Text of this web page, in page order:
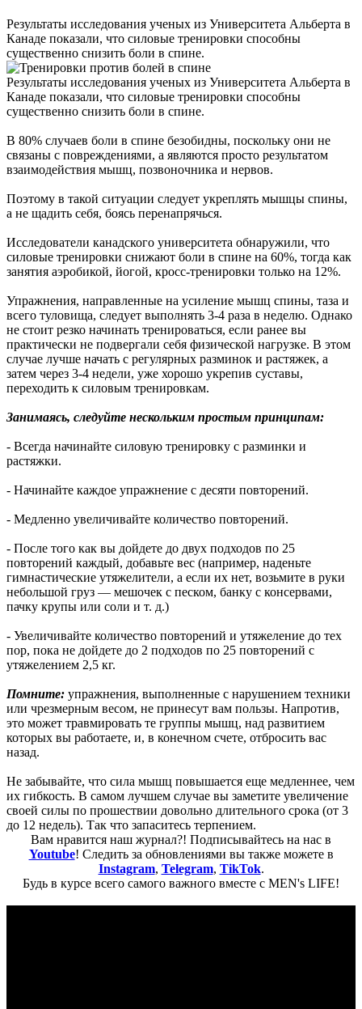
Результаты исследования ученых из Университета Альберта в
Канаде показали, что силовые тренировки способны
существенно снизить боли в спине.
Результаты исследования ученых из Университета Альберта в
Канаде показали, что силовые тренировки способны
существенно снизить боли в спине.
В 80% случаев боли в спине безобидны, поскольку они не
связаны с повреждениями, а являются просто результатом
взаимодействия мышц, позвоночника и нервов.
Поэтому в такой ситуации следует укреплять мышцы спины,
а не щадить себя, боясь перенапрячься.
Исследователи канадского университета обнаружили, что
силовые тренировки снижают боли в спине на 60%, тогда как
занятия аэробикой, йогой, кросс-тренировки только на 12%.
Упражнения, направленные на усиление мышц спины, таза и
всего туловища, следует выполнять 3-4 раза в неделю. Однако
не стоит резко начинать тренироваться, если ранее вы
практически не подвергали себя физической нагрузке. В этом
случае лучше начать с регулярных разминок и растяжек, а
затем через 3-4 недели, уже хорошо укрепив суставы,
переходить к силовым тренировкам.
Занимаясь, следуйте нескольким простым принципам:
- Всегда начинайте силовую тренировку с разминки и
растяжки.
- Начинайте каждое упражнение с десяти повторений.
- Медленно увеличивайте количество повторений.
- После того как вы дойдете до двух подходов по 25
повторений каждый, добавьте вес (например, наденьте
гимнастические утяжелители, а если их нет, возьмите в руки
небольшой груз — мешочек с песком, банку с консервами,
пачку крупы или соли и т. д.)
- Увеличивайте количество повторений и утяжеление до тех
пор, пока не дойдете до 2 подходов по 25 повторений с
утяжелением 2,5 кг.
Помните: упражнения, выполненные с нарушением техники
или чрезмерным весом, не принесут вам пользы. Напротив,
это может травмировать те группы мышц, над развитием
которых вы работаете, и, в конечном счете, отбросить вас
назад.
Не забывайте, что сила мышц повышается еще медленнее, чем
их гибкость. В самом лучшем случае вы заметите увеличение
своей силы по прошествии довольно длительного срока (от 3
до 12 недель). Так что запаситесь терпением.
Вам нравится наш журнал?! Подписывайтесь на нас в
Youtube! Следить за обновлениями вы также можете в
Instagram, Telegram, TikTok.
Будь в курсе всего самого важного вместе с MEN's LIFE!